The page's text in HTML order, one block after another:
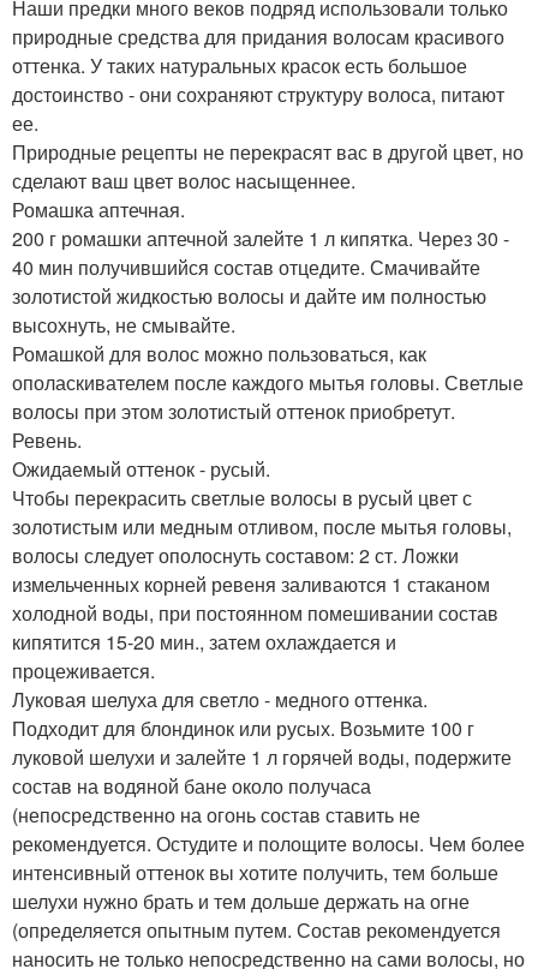
Наши предки много веков подряд использовали только
природные средства для придания волосам красивого
оттенка. У таких натуральных красок есть большое
достоинство - они сохраняют структуру волоса, питают
ее.
Природные рецепты не перекрасят вас в другой цвет, но
сделают ваш цвет волос насыщеннее.
Ромашка аптечная.
200 г ромашки аптечной залейте 1 л кипятка. Через 30 -
40 мин получившийся состав отцедите. Смачивайте
золотистой жидкостью волосы и дайте им полностью
высохнуть, не смывайте.
Ромашкой для волос можно пользоваться, как
ополаскивателем после каждого мытья головы. Светлые
волосы при этом золотистый оттенок приобретут.
Ревень.
Ожидаемый оттенок - русый.
Чтобы перекрасить светлые волосы в русый цвет с
золотистым или медным отливом, после мытья головы,
волосы следует ополоснуть составом: 2 ст. Ложки
измельченных корней ревеня заливаются 1 стаканом
холодной воды, при постоянном помешивании состав
кипятится 15-20 мин., затем охлаждается и
процеживается.
Луковая шелуха для светло - медного оттенка.
Подходит для блондинок или русых. Возьмите 100 г
луковой шелухи и залейте 1 л горячей воды, подержите
состав на водяной бане около получаса
(непосредственно на огонь состав ставить не
рекомендуется. Остудите и полощите волосы. Чем более
интенсивный оттенок вы хотите получить, тем больше
шелухи нужно брать и тем дольше держать на огне
(определяется опытным путем. Состав рекомендуется
наносить не только непосредственно на сами волосы, но